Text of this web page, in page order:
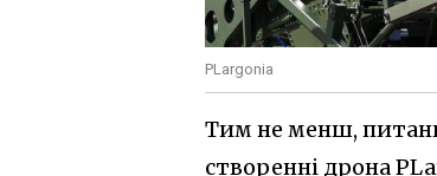
PLargonia
Тим не менш,
створенні дрона